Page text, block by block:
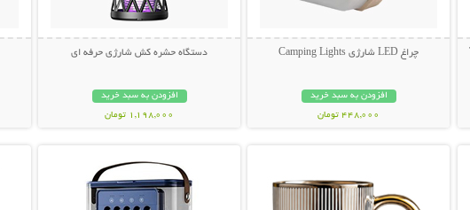
چراغ LED شارژی Camping Lights
افزودن به سبد خرید
448,000 تومان
دستگاه حشره کش شارژی حرفه ای
افزودن به سبد خرید
1,198,000 تومان